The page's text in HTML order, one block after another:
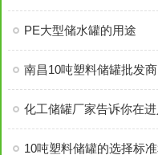
PE大型储水罐的用途
南昌10吨塑料储罐批发商